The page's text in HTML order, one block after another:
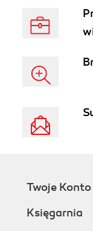
Twoje Konto
Księgarnia